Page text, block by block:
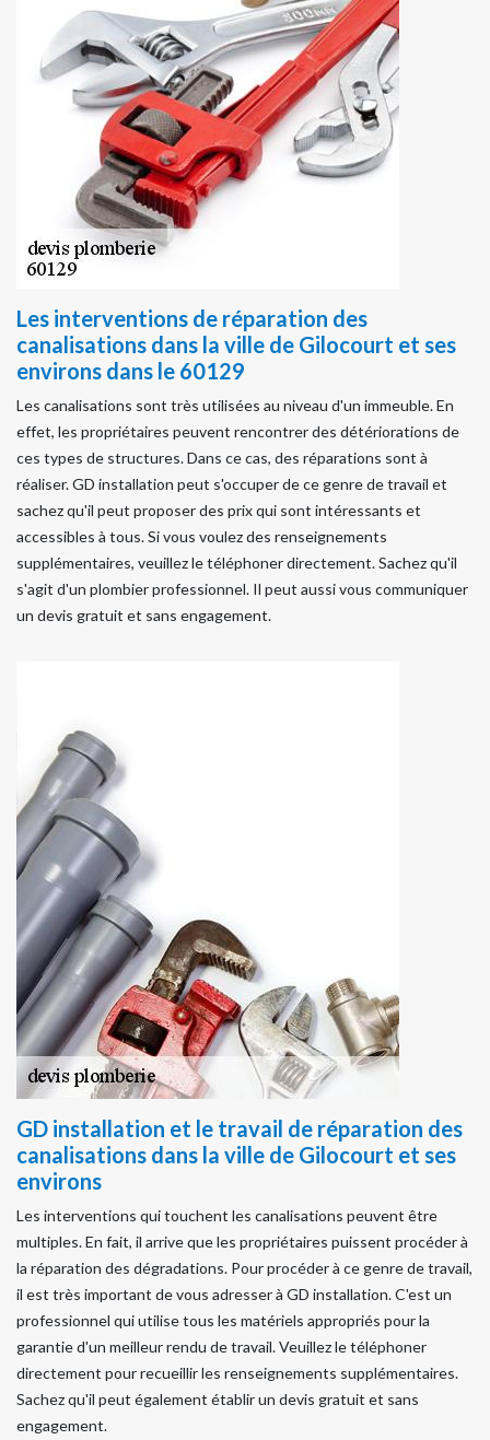
Les interventions de réparation des
canalisations dans la ville de Gilocourt et ses
environs dans le 60129
Les canalisations sont très utilisées au niveau d'un immeuble. En
effet, les propriétaires peuvent rencontrer des détériorations de
ces types de structures. Dans ce cas, des réparations sont à
réaliser. GD installation peut s'occuper de ce genre de travail et
sachez qu'il peut proposer des prix qui sont intéressants et
accessibles à tous. Si vous voulez des renseignements
supplémentaires, veuillez le téléphoner directement. Sachez qu'il
s'agit d'un plombier professionnel. Il peut aussi vous communiquer
un devis gratuit et sans engagement.
GD installation et le travail de réparation des
canalisations dans la ville de Gilocourt et ses
environs
Les interventions qui touchent les canalisations peuvent être
multiples. En fait, il arrive que les propriétaires puissent procéder à
la réparation des dégradations. Pour procéder à ce genre de travail,
il est très important de vous adresser à GD installation. C'est un
professionnel qui utilise tous les matériels appropriés pour la
garantie d'un meilleur rendu de travail. Veuillez le téléphoner
directement pour recueillir les renseignements supplémentaires.
Sachez qu'il peut également établir un devis gratuit et sans
engagement.